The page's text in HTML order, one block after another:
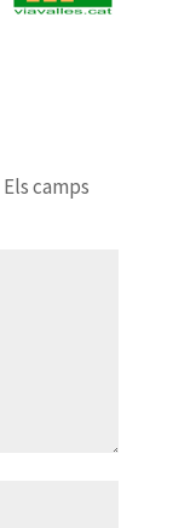
Els camps